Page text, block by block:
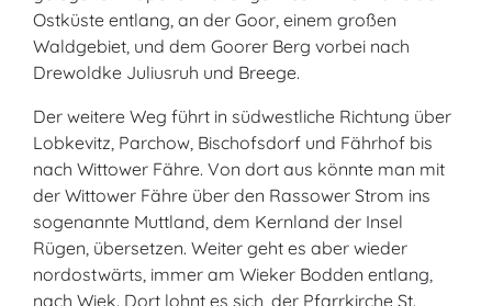
Ostküste entlang, an der Goor, einem großen
Waldgebiet, und dem Goorer Berg vorbei nach
Drewoldke Juliusruh und Breege.
Der weitere Weg führt in südwestliche Richtung über
Lobkevitz, Parchow, Bischofsdorf und Fährhof bis
nach Wittower Fähre. Von dort aus könnte man mit
der Wittower Fähre über den Rassower Strom ins
sogenannte Muttland, dem Kernland der Insel
Rügen, übersetzen. Weiter geht es aber wieder
nordostwärts, immer am Wieker Bodden entlang,
nach Wiek. Dort lohnt es sich, der Pfarrkirche St.